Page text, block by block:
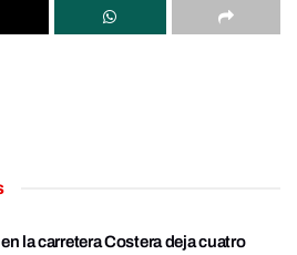
la carretera Costera deja cuatro